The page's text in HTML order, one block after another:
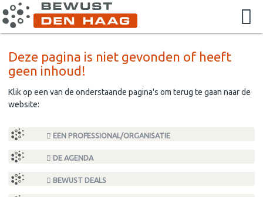
Deze pagina is niet gevonden of heeft
geen inhoud!
Klik op een van de onderstaande pagina's om terug te gaan naar de
website:
EEN PROFESSIONAL/ORGANISATIE
DE AGENDA
BEWUST DEALS